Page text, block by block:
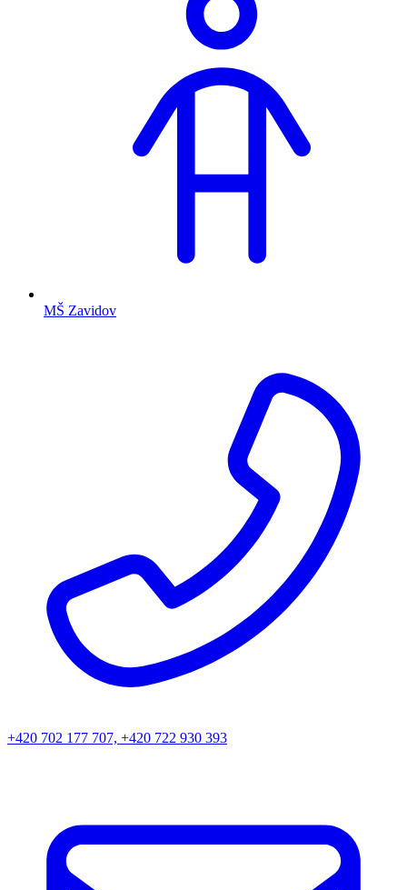
MŠ Zavidov
+420 702 177 707, +420 722 930 393